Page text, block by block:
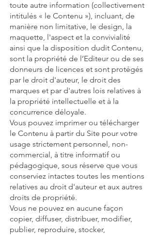
toute autre information (collectivement
intitulés « le Contenu »), incluant, de
manière non limitative, le design, la
maquette, l'aspect et la convivialité
ainsi que la disposition dudit Contenu,
sont la propriété de l’Editeur ou de ses
donneurs de licences et sont protégés
par le droit d'auteur, le droit des
marques et par d'autres lois relatives à
la propriété intellectuelle et à la
concurrence déloyale.
Vous pouvez imprimer ou télécharger
le Contenu à partir du Site pour votre
usage strictement personnel, non-
commercial, à titre informatif ou
pédagogique, sous réserve que vous
conserviez intactes toutes les mentions
relatives au droit d'auteur et aux autres
droits de propriété.
Vous ne pouvez en aucune façon
copier, diffuser, distribuer, modifier,
publier, reproduire, stocker,